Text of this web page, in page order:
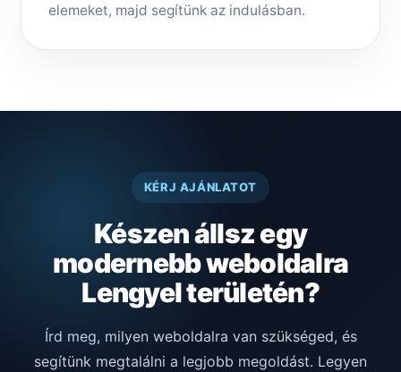
elemeket, majd segítünk az indulásban.
KÉRJ AJÁNLATOT
Készen állsz egy
modernebb weboldalra
Lengyel területén?
Írd meg, milyen weboldalra van szükséged, és
segítünk megtalálni a legjobb megoldást. Legyen